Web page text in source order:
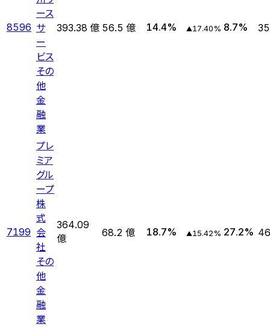
8596
ース
サ
ー
ビス
その
他
金
融
業
393.38 億 56.5 億 14.4% ▲17.40% 8.7%
7199
プレ
ミア
グル
ープ
株
式
会
社
その
他
金
融
業
364.09
億
68.2 億 18.7% ▲15.42% 27.2%